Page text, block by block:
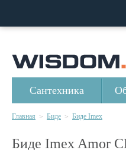
Сантехника
Главная > Биде > Биде Imex
Биде Imex Amor